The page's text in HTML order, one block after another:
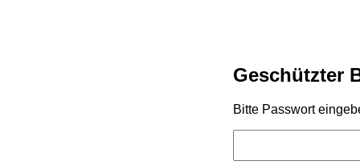
Geschützter
Bitte Passwort